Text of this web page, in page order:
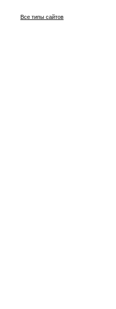
Все типы сайтов